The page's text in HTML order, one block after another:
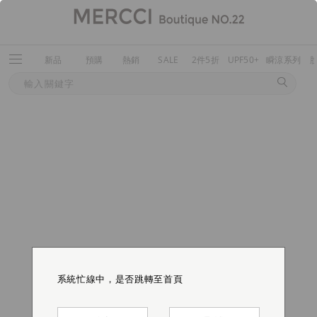
新品 預購 熱銷 SALE 2件5折 UPF50+ 瞬涼系列
系統忙線中，是否跳轉至首頁
系統忙線中，是否跳轉至首頁
系統忙線中，是否跳轉至首頁
系統忙線中，是否跳轉至首頁
系統忙線中，是否跳轉至首頁